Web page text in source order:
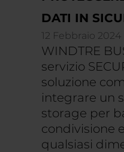
DATI IN
12 Febbraio 2024
WINDTRE
servizio
soluzione
integrare un
storage per
condivisione
qualsiasi